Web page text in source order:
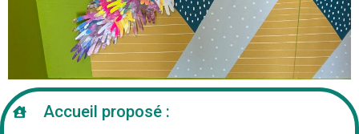
Accueil proposé :